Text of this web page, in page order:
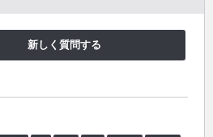
新しく質問する